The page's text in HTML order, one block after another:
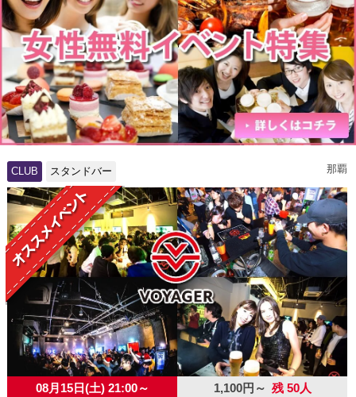
CLUB スタンドバー 那覇
08月15日(土) 21:00～ 1,100円～ 残 50人